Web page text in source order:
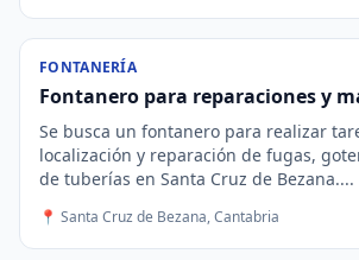
FONTANERÍA
Fontanero para reparaciones y
Se busca un fontanero para realizar
localización y reparación de fugas,
de tuberías en Santa Cruz de Bezana....
📍 Santa Cruz de Bezana, Cantabria